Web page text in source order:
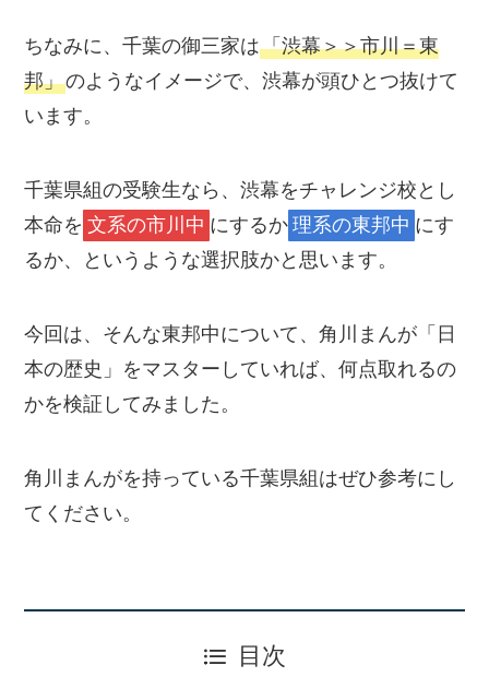
ちなみに、千葉の御三家は「渋幕＞＞市川＝東
邦」のようなイメージで、渋幕が頭ひとつ抜けて
います。
千葉県組の受験生なら、渋幕をチャレンジ校とし
本命を 文系の市川中 にするか 理系の東邦中 にす
るか、というような選択肢かと思います。
今回は、そんな東邦中について、角川まんが「日
本の歴史」をマスターしていれば、何点取れるの
かを検証してみました。
角川まんがを持っている千葉県組はぜひ参考にし
てください。
目次